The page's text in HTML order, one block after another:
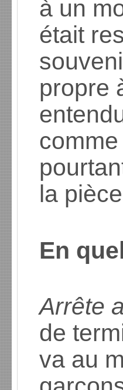
à un
était
propre
la
En
Arrête
de
va au